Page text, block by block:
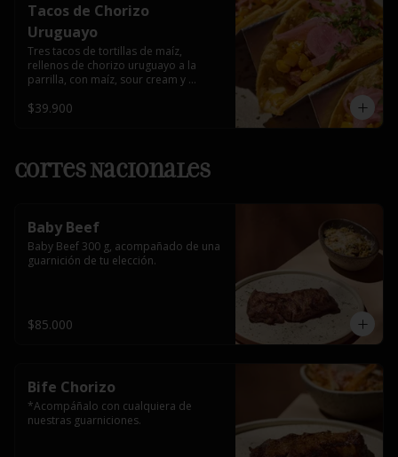
Tacos de Chorizo
Uruguayo
Tres tacos de tortillas de maíz,
rellenos de chorizo uruguayo a la
parrilla, con maíz, sour cream y
$39.900
Cortes Nacionales
Baby Beef
Baby Beef 300 g, acompañado de una
guarnición de tu elección.
$85.000
Bife Chorizo
*Acompáñalo con cualquiera de
nuestras guarniciones.